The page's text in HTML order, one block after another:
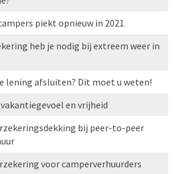
piekt opnieuw in 2021
heb je nodig bij extreem weer in
lening afsluiten? Dit moet u weten!
vakantiegevoel en vrijheid
bij peer-to-peer
voor camperverhuurders